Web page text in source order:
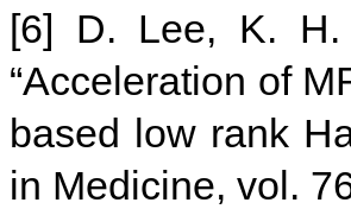
[6] D. Lee, K.
“Acceleration of
based low rank
in Medicine, vol.